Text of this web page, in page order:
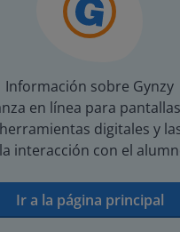
Información sobre Gynzy
en línea para
digitales y
interacción con el
Ir a la página principal